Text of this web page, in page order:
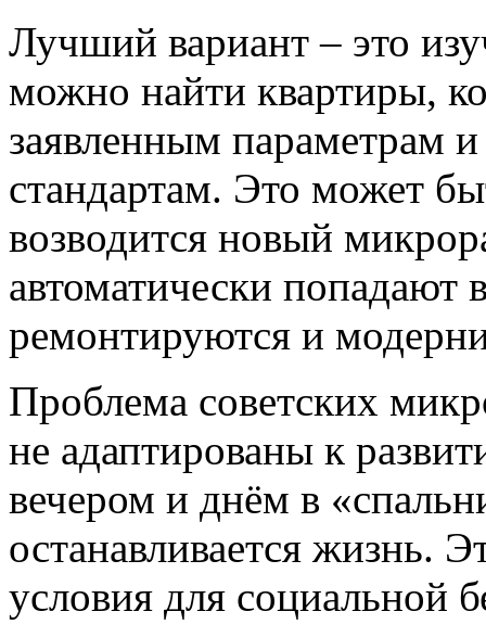
Лучший вариант – это
можно найти квартиры,
заявленным параметрам
стандартам. Это может
возводится новый
автоматически попадают
ремонтируются и
Проблема советских
не адаптированы к
вечером и днём в
останавливается жизнь.
условия для социальной